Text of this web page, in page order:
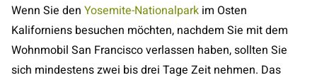
Wenn Sie den Yosemite-Nationalpark im Osten
Kaliforniens besuchen möchten, nachdem Sie mit dem
Wohnmobil San Francisco verlassen haben, sollten Sie
sich mindestens zwei bis drei Tage Zeit nehmen. Das